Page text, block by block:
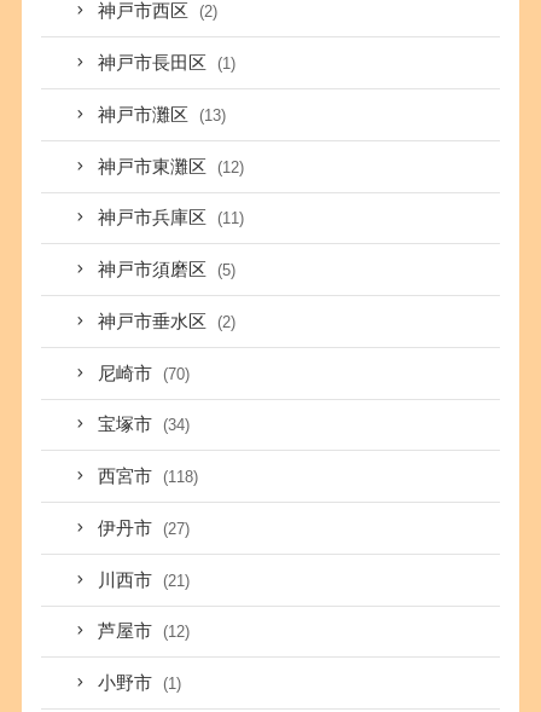
神戸市西区 (2)
神戸市長田区 (1)
神戸市灘区 (13)
神戸市東灘区 (12)
神戸市兵庫区 (11)
神戸市須磨区 (5)
神戸市垂水区 (2)
尼崎市 (70)
宝塚市 (34)
西宮市 (118)
伊丹市 (27)
川西市 (21)
芦屋市 (12)
小野市 (1)